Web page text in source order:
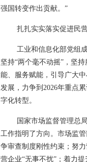
强国转变作出贡献。”
扎扎实实落实促进民
工业和信息化部党组
坚持“两个毫不动摇”，坚
能、服务赋能，引导广大
发展，力争到2026年重点
字化转型。
国家市场监督管理总
工作指明了方向。市场监
争审查制度刚性约束；努
营企业“无事不扰”；着力